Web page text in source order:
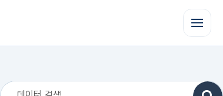
전
체
메